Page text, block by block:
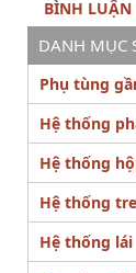
BÌNH LUẬN
DANH MỤC
Phụ tùng
Hệ thống
Hệ thống
Hệ thống
Hệ thống lái